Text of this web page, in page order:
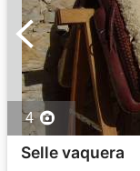
4
Selle vaquera